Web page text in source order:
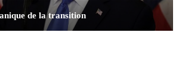
de la transition